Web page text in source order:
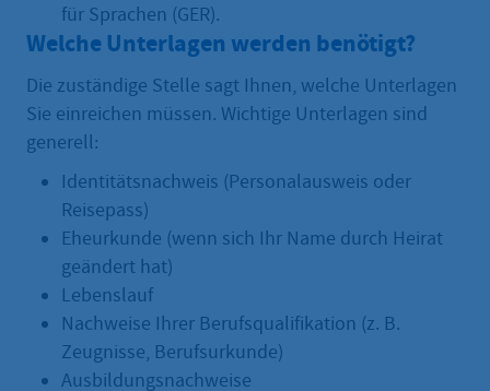
für Sprachen (GER).
Welche Unterlagen werden benötigt?
Die zuständige Stelle sagt Ihnen, welche Unterlagen
Sie einreichen müssen. Wichtige Unterlagen sind
generell:
Identitätsnachweis (Personalausweis oder
Reisepass)
Eheurkunde (wenn sich Ihr Name durch Heirat
geändert hat)
Lebenslauf
Nachweise Ihrer Berufsqualifikation (z. B.
Zeugnisse, Berufsurkunde)
Ausbildungsnachweise